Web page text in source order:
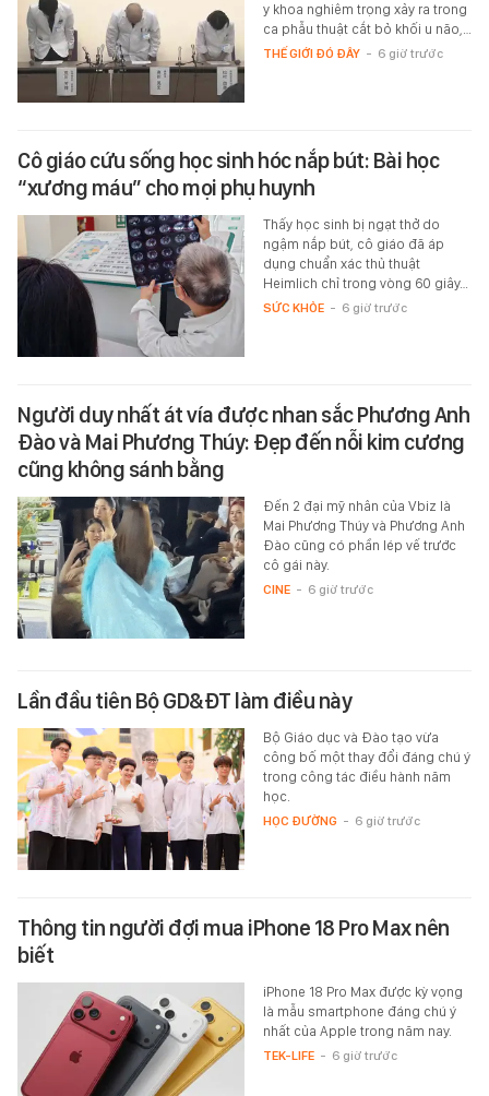
y khoa nghiêm trọng xảy ra trong
ca phẫu thuật cắt bỏ khối u não,…
THẾ GIỚI ĐÓ ĐÂY - 6 giờ trước
Cô giáo cứu sống học sinh hóc nắp bút: Bài học
“xương máu” cho mọi phụ huynh
Thấy học sinh bị ngạt thở do
ngậm nắp bút, cô giáo đã áp
dụng chuẩn xác thủ thuật
Heimlich chỉ trong vòng 60 giây…
SỨC KHỎE - 6 giờ trước
Người duy nhất át vía được nhan sắc Phương Anh
Đào và Mai Phương Thúy: Đẹp đến nỗi kim cương
cũng không sánh bằng
Đến 2 đại mỹ nhân của Vbiz là
Mai Phương Thúy và Phương Anh
Đào cũng có phần lép vế trước
cô gái này.
CINE - 6 giờ trước
Lần đầu tiên Bộ GD&ĐT làm điều này
Bộ Giáo dục và Đào tạo vừa
công bố một thay đổi đáng chú ý
trong công tác điều hành năm
học.
HỌC ĐƯỜNG - 6 giờ trước
Thông tin người đợi mua iPhone 18 Pro Max nên
biết
iPhone 18 Pro Max được kỳ vọng
là mẫu smartphone đáng chú ý
nhất của Apple trong năm nay.
TEK-LIFE - 6 giờ trước